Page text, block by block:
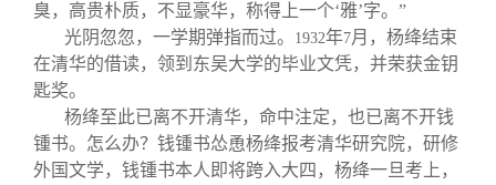
臭，高贵朴质，不显豪华，称得上一个‘雅’字。”
光阴忽忽，一学期弹指而过。
1932年7月，杨绛结束
在清华的借读，领到东吴大学的毕业文凭，并荣获金钥
匙奖。
杨绛至此已离不开清华，命中注定，也已离不开钱
锺书。怎么办？钱锺书怂恿杨绛报考清华研究院，研修
外国文学，钱锺书本人即将跨入大四，杨绛一旦考上，